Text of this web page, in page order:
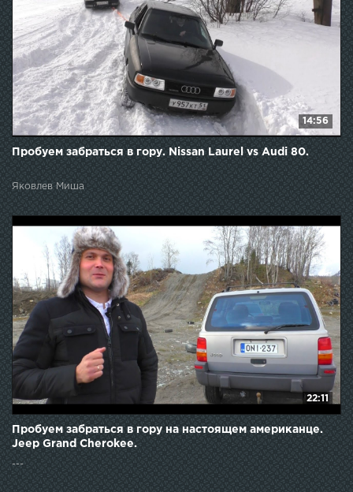
14:56
Пробуем забраться в гору. Nissan Laurel vs Audi 80.
Яковлев Миша
22:11
Пробуем забраться в гору на настоящем американце.
Jeep Grand Cherokee.
---